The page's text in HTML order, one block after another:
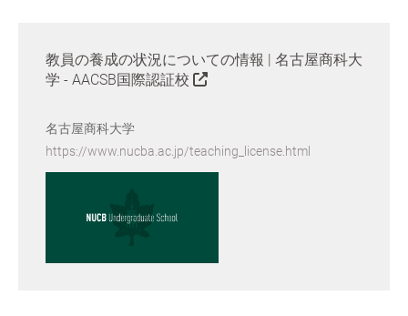
教員の養成の状況についての情報 | 名古屋商科大
学 - AACSB国際認証校
名古屋商科大学
https://www.nucba.ac.jp/teaching_license.html